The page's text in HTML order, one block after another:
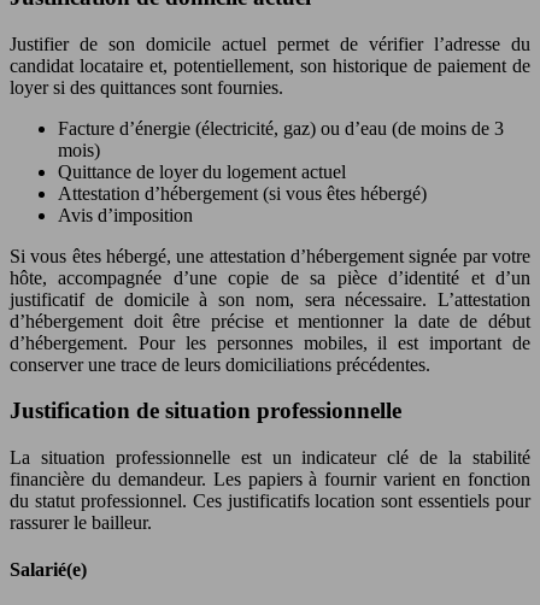
Justifier de son domicile actuel permet de vérifier l’adresse du
candidat locataire et, potentiellement, son historique de paiement de
loyer si des quittances sont fournies.
Facture d’énergie (électricité, gaz) ou d’eau (de moins de 3
mois)
Quittance de loyer du logement actuel
Attestation d’hébergement (si vous êtes hébergé)
Avis d’imposition
Si vous êtes hébergé, une attestation d’hébergement signée par votre
hôte, accompagnée d’une copie de sa pièce d’identité et d’un
justificatif de domicile à son nom, sera nécessaire. L’attestation
d’hébergement doit être précise et mentionner la date de début
d’hébergement. Pour les personnes mobiles, il est important de
conserver une trace de leurs domiciliations précédentes.
Justification de situation professionnelle
La situation professionnelle est un indicateur clé de la stabilité
financière du demandeur. Les papiers à fournir varient en fonction
du statut professionnel. Ces justificatifs location sont essentiels pour
rassurer le bailleur.
Salarié(e)